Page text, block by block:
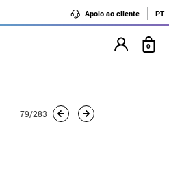
Apoio ao cliente PT
0
79/283